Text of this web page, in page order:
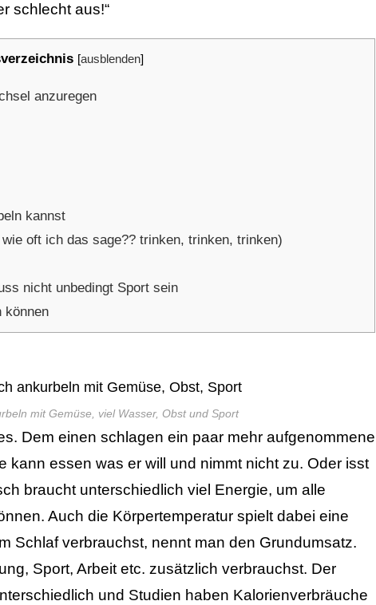
schlecht aus!“
[ausblenden]
anzuregen
kannst
oft ich das sage?? trinken, trinken, trinken)
nicht unbedingt Sport sein
können
mit Gemüse, viel Wasser, Obst und Sport
Dem einen schlagen ein paar mehr aufgenommene
kann essen was er will und nimmt nicht zu. Oder isst
braucht unterschiedlich viel Energie, um alle
Auch die Körpertemperatur spielt dabei eine
Schlaf verbrauchst, nennt man den Grundumsatz.
Sport, Arbeit etc. zusätzlich verbrauchst. Der
und Studien haben Kalorienverbräuche